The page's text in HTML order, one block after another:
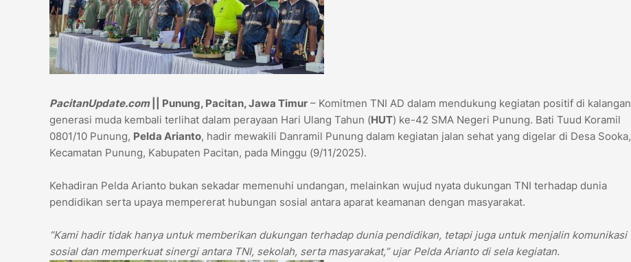
PacitanUpdate.com || Punung, Pacitan, Jawa Timur – Komitmen TNI AD dalam mendukung kegiatan positif di kalangan
generasi muda kembali terlihat dalam perayaan Hari Ulang Tahun (HUT) ke-42 SMA Negeri Punung. Bati Tuud Koramil
0801/10 Punung, Pelda Arianto, hadir mewakili Danramil Punung dalam kegiatan jalan sehat yang digelar di Desa Sooka,
Kecamatan Punung, Kabupaten Pacitan, pada Minggu (9/11/2025).
Kehadiran Pelda Arianto bukan sekadar memenuhi undangan, melainkan wujud nyata dukungan TNI terhadap dunia
pendidikan serta upaya mempererat hubungan sosial antara aparat keamanan dengan masyarakat.
“Kami hadir tidak hanya untuk memberikan dukungan terhadap dunia pendidikan, tetapi juga untuk menjalin komunikasi
sosial dan memperkuat sinergi antara TNI, sekolah, serta masyarakat,” ujar Pelda Arianto di sela kegiatan.